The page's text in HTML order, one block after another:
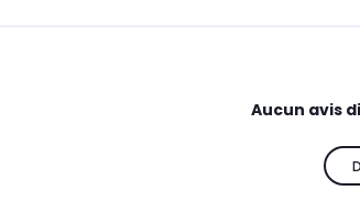
Aucun avis